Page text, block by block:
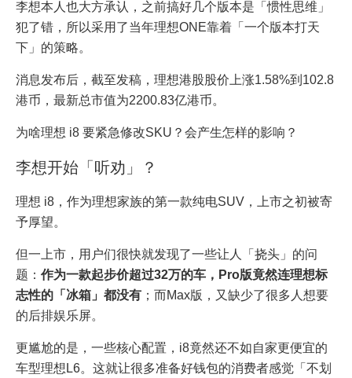
李想本人也大方承认，之前搞好几个版本是「惯性思维」
犯了错，所以采用了当年理想ONE靠着「一个版本打天
下」的策略。
消息发布后，截至发稿，理想港股股价上涨1.58%到102.8
港币，最新总市值为2200.83亿港币。
为啥理想 i8 要紧急修改SKU？会产生怎样的影响？
李想开始「听劝」？
理想 i8，作为理想家族的第一款纯电SUV，上市之初被寄
予厚望。
但一上市，用户们很快就发现了一些让人「挠头」的问
题： 作为一款起步价超过32万的车，Pro版竟然连理想标
志性的「冰箱」都没有 ；而Max版，又缺少了很多人想要
的后排娱乐屏。
更尴尬的是，一些核心配置，i8竟然还不如自家更便宜的
车型理想L6。这就让很多准备好钱包的消费者感觉「不划